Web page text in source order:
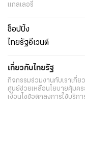
แกลเลอรี่
ช็อปปิ้ง
ไทยรัฐอีเวนต์
เกี่ยวกับไทยรัฐ
กิจกรรมร่วมงานกับเราเกี่ย
ศูนย์ช่วยเหลือนโยบายคุ้มค
เงื่อนไขข้อตกลงการใช้บริกา